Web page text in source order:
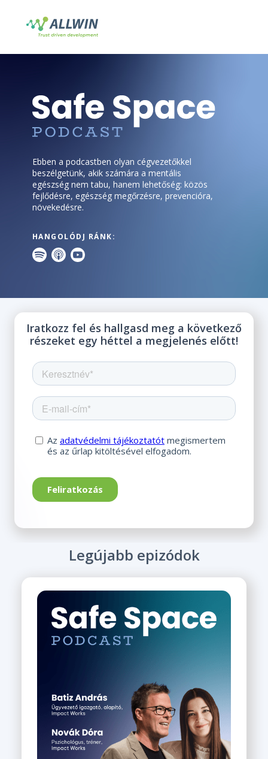
Ebben a podcastben olyan cégvezetőkkel
beszélgetünk, akik számára a mentális
egészség nem tabu, hanem lehetőség: közös
fejlődésre, egészség megőrzésre, prevencióra,
növekedésre.
HANGOLÓDJ RÁNK:
Iratkozz fel és hallgasd meg a következő
részeket egy héttel a megjelenés előtt!
Legújabb epizódok